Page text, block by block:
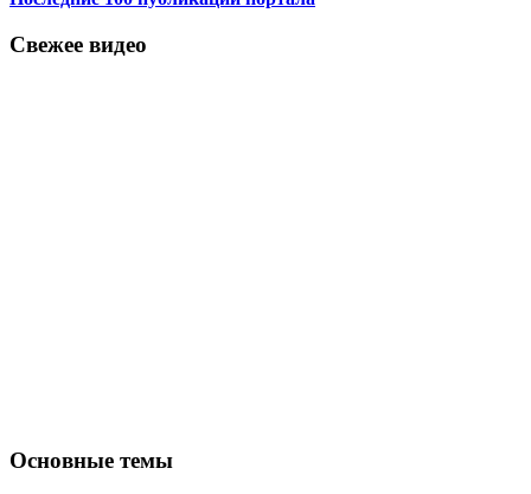
Свежее видео
Основные темы